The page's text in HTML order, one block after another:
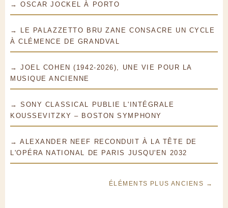
→ OSCAR JOCKEL À PORTO
→ LE PALAZZETTO BRU ZANE CONSACRE UN CYCLE
À CLÉMENCE DE GRANDVAL
→ JOEL COHEN (1942-2026), UNE VIE POUR LA
MUSIQUE ANCIENNE
→ SONY CLASSICAL PUBLIE L'INTÉGRALE
KOUSSEVITZKY – BOSTON SYMPHONY
→ ALEXANDER NEEF RECONDUIT À LA TÊTE DE
L'OPÉRA NATIONAL DE PARIS JUSQU'EN 2032
ÉLÉMENTS PLUS ANCIENS →